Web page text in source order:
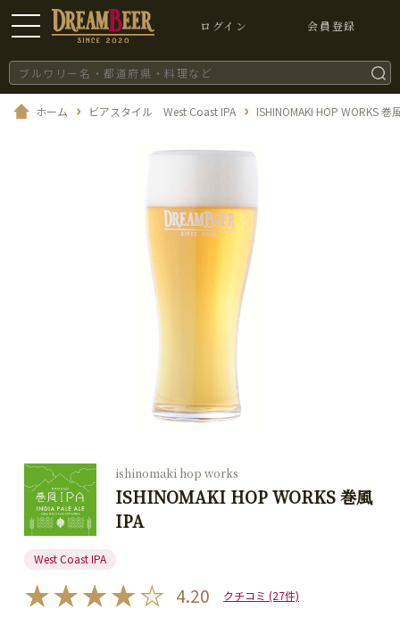
ログイン 会員登録
ホーム ビアスタイル West Coast IPA ISHINOMAKI HOP WORKS 巻
ishinomaki hop works
ISHINOMAKI HOP WORKS 巻風
IPA
West Coast IPA
4.20 クチコミ (27件)